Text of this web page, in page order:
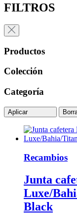
FILTROS
Productos
Colección
Categoría
Aplicar
Recambios
Junta
Luxe/
Black